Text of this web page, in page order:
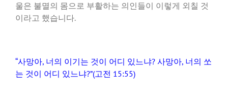
울은 불멸의 몸으로 부활하는 의인들이 이렇게 외칠 것
이라고 했습니다.
“사망아, 너의 이기는 것이 어디 있느냐? 사망아, 너의 쏘
는 것이 어디 있느냐?”(고전 15:55)